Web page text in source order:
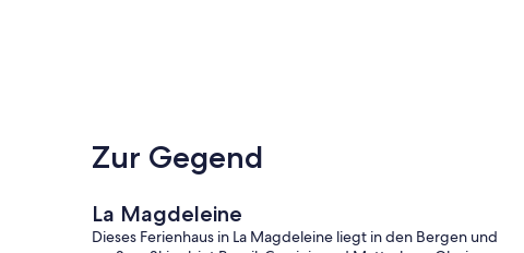
Zur Gegend
La Magdeleine
Dieses Ferienhaus in La Magdeleine liegt in den Bergen und